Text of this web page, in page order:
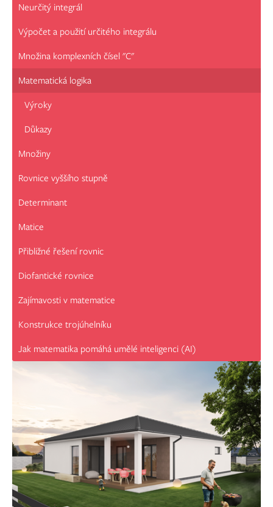
Neurčitý integrál
Výpočet a použití určitého integrálu
Množina komplexních čísel "C"
Matematická logika
Výroky
Důkazy
Množiny
Rovnice vyššího stupně
Determinant
Matice
Přibližné řešení rovnic
Diofantické rovnice
Zajímavosti v matematice
Konstrukce trojúhelníku
Jak matematika pomáhá umělé inteligenci (AI)